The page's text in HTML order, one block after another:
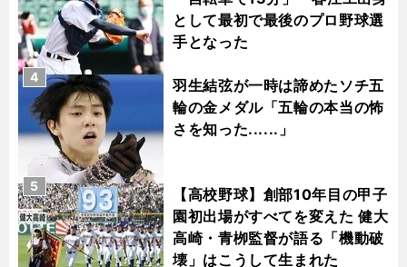
として最初で最後のプロ野球選
手となった
羽生結弦が一時は諦めたソチ五
輪の金メダル「五輪の本当の怖
さを知った......」
4
【高校野球】創部10年目の甲子
園初出場がすべてを変えた 健大
高崎・青栁監督が語る「機動破
壊」はこうして生まれた
5